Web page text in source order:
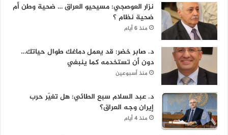
نزار العوصجي: مسيحيو العراق … ضحية وطن أم
ضحية نظام ؟
منذ 6 أيام
د. صابر خضر: قد يعمل دماغك طوال حياتك…
دون أن تستخدمه كما ينبغي
منذ أسبوعين
د. عبد السلام سبع الطائي: هل تغيّر حرب
إيران وجه العراق؟
منذ 4 أيام